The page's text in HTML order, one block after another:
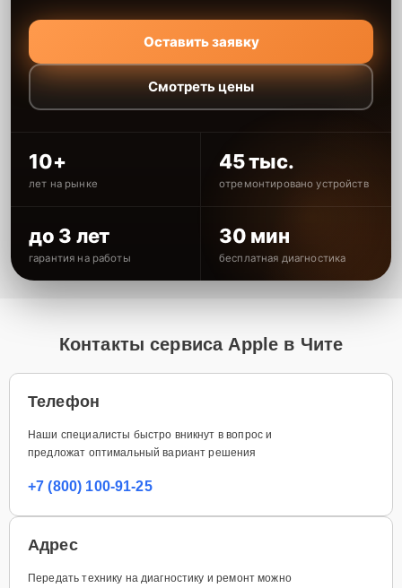
Оставить заявку
Смотреть цены
10+
лет на рынке
45 тыс.
отремонтировано устройств
до 3 лет
гарантия на работы
30 мин
бесплатная диагностика
Контакты сервиса Apple в Чите
Телефон
Наши специалисты быстро вникнут в вопрос и
предложат оптимальный вариант решения
+7 (800) 100-91-25
Адрес
Передать технику на диагностику и ремонт можно